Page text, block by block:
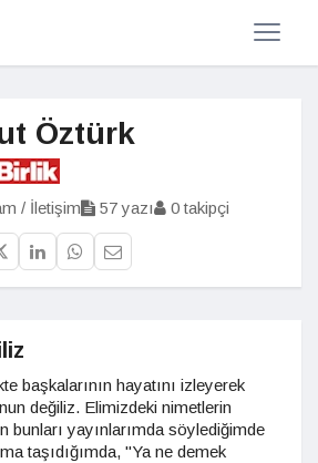
Öztürk
/ İletişim 57 yazı 0 takipçi
başkalarının hayatını izleyerek
değiliz. Elimizdeki nimetlerin
bunları yayınlarımda söylediğimde
taşıdığımda, "Ya ne demek